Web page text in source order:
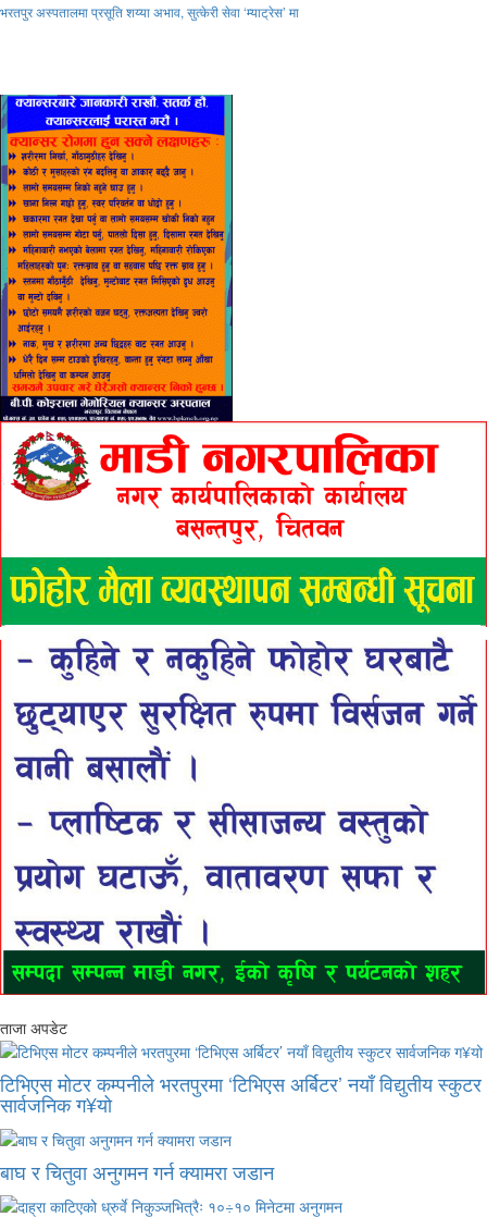
भरतपुर अस्पतालमा प्रसूति शय्या अभाव, सुत्केरी सेवा ‘म्याट्रेस’ मा
ताजा अपडेट
टिभिएस मोटर कम्पनीले भरतपुरमा ‘टिभिएस अर्बिटर’ नयाँ विद्युतीय स्कुटर
सार्वजनिक ग¥यो
बाघ र चितुवा अनुगमन गर्न क्यामरा जडान